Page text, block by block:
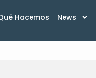
Hacemos News